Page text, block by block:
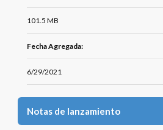
101.5 MB
Fecha Agregada:
6/29/2021
Notas de lanzamiento